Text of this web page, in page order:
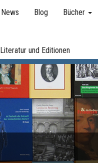
News Blog Bücher
Literatur und Editionen